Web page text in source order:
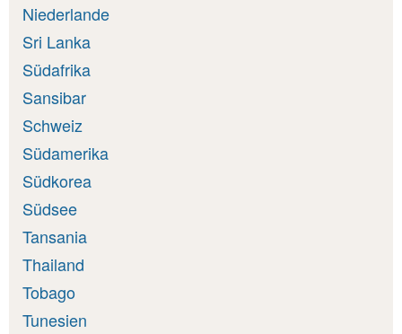
Niederlande
Sri Lanka
Südafrika
Sansibar
Schweiz
Südamerika
Südkorea
Südsee
Tansania
Thailand
Tobago
Tunesien